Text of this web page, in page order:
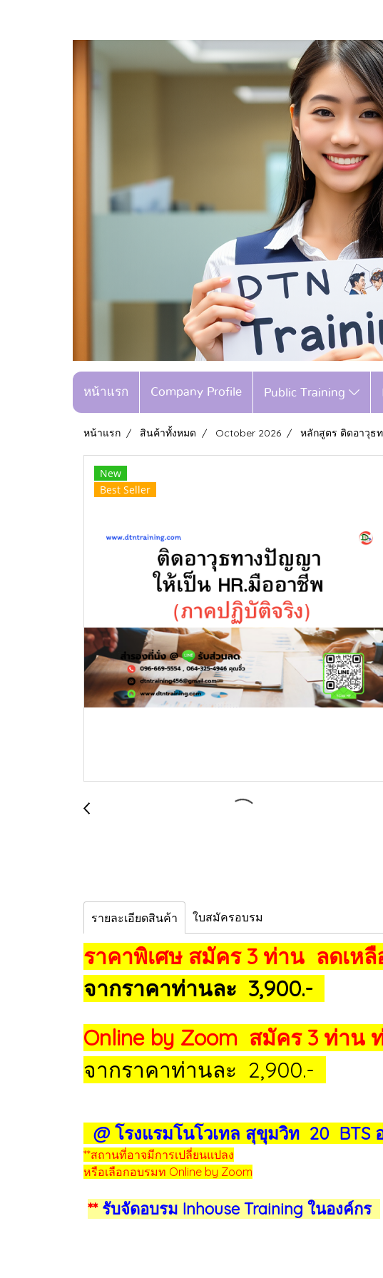
หน้าแรก Company Profile Public Training
หน้าแรก สินค้าทั้งหมด October 2026 หลักสูตร ติดอาวุธ
New
Best Seller
รายละเอียดสินค้า ใบสมัครอบรม
ราคาพิเศษ สมัคร 3 ท่าน ลดเห
จากราคาท่านละ 3,900.-
Online by Zoom สมัคร 3 ท่าน
จากราคาท่านละ 2,900.-
@ โรงแรมโนโวเทล สุขุมวิท 20
**สถานที่อาจมีการเปลี่ยนแปลง
หรือเลือกอบรมท Online by Zoom
**รับจัดอบรม Inhouse Training ในองค์กร